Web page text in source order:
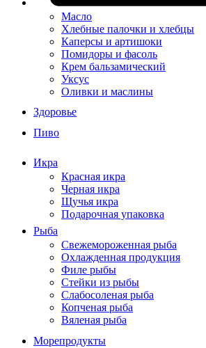
Масло
Хлебные палочки и хлебцы
Каперсы и артишоки
Помидоры и фасоль
Крем бальзамический
Уксус
Оливки и маслины
Здоровье
Пиво
Икра
Красная икра
Черная икра
Щучья икра
Подарочная упаковка
Рыба
Свежемороженная рыба
Охлажденная продукция
Филе рыбы
Стейки из рыбы
Слабосоленая рыба
Копченая рыба
Вяленая рыба
Морепродукты